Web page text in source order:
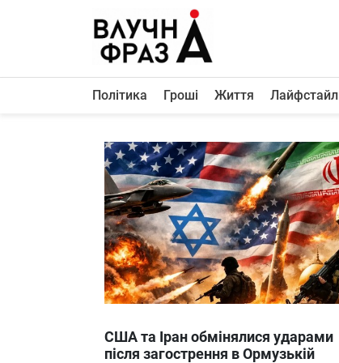
Політика
Життя
Лайфстайл
ТехноНаука
Людина
Корисності
Про нас
Політика Гроші Життя Лайфстайл
США та Іран обмінялися ударами
після загострення в Ормузькій